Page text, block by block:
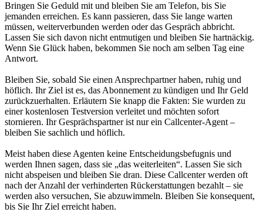
Bringen Sie Geduld mit und bleiben Sie am Telefon, bis Sie
jemanden erreichen. Es kann passieren, dass Sie lange warten
müssen, weiterverbunden werden oder das Gespräch abbricht.
Lassen Sie sich davon nicht entmutigen und bleiben Sie hartnäckig.
Wenn Sie Glück haben, bekommen Sie noch am selben Tag eine
Antwort.
Bleiben Sie, sobald Sie einen Ansprechpartner haben, ruhig und
höflich. Ihr Ziel ist es, das Abonnement zu kündigen und Ihr Geld
zurückzuerhalten. Erläutern Sie knapp die Fakten: Sie wurden zu
einer kostenlosen Testversion verleitet und möchten sofort
stornieren. Ihr Gesprächspartner ist nur ein Callcenter-Agent –
bleiben Sie sachlich und höflich.
Meist haben diese Agenten keine Entscheidungsbefugnis und
werden Ihnen sagen, dass sie „das weiterleiten“. Lassen Sie sich
nicht abspeisen und bleiben Sie dran. Diese Callcenter werden oft
nach der Anzahl der verhinderten Rückerstattungen bezahlt – sie
werden also versuchen, Sie abzuwimmeln. Bleiben Sie konsequent,
bis Sie Ihr Ziel erreicht haben.